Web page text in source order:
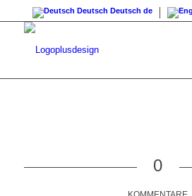
Deutsch Deutsch de
0